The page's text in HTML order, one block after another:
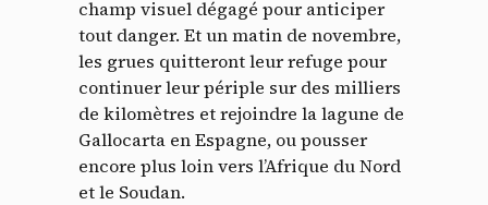
champ visuel dégagé pour anticiper
tout danger. Et un matin de novembre,
les grues quitteront leur refuge pour
continuer leur périple sur des milliers
de kilomètres et rejoindre la lagune de
Gallocarta en Espagne, ou pousser
encore plus loin vers l’Afrique du Nord
et le Soudan.